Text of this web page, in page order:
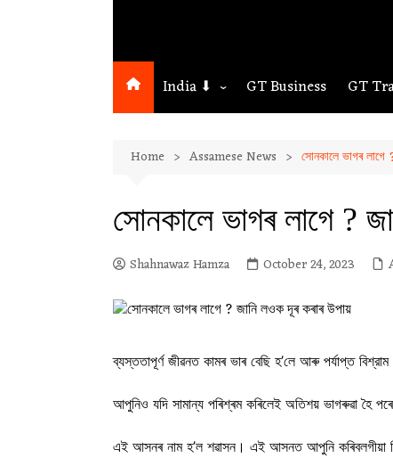
India ⬇
Guwahati
GT Business GT
Home Assamese News সোনকালে ভাগৰ
সোনকালে ভাগৰ লাগে ?
Shahnawaz Hamza October 24, 2023
ব্যস্ততাপূৰ্ণ জীৱনত কামৰ ভাৰ বেছি হ’লে আৰু পৰ্যাপ্ত
আপুনিও যদি সামান্য পৰিশ্ৰম কৰিলেই অতিশয় ভাগৰুৱা হৈ
এই আসনৰ নাম হ’ল শৱাসন। এই আসনত আপুনি কৰিবলগীয়া